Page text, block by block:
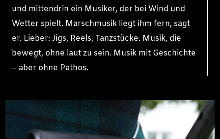
und mittendrin ein Musiker, der bei Wind und
Wetter spielt. Marschmusik liegt ihm fern, sagt
er. Lieber: Jigs, Reels, Tanzstücke. Musik, die
bewegt, ohne laut zu sein. Musik mit Geschichte
– aber ohne Pathos.